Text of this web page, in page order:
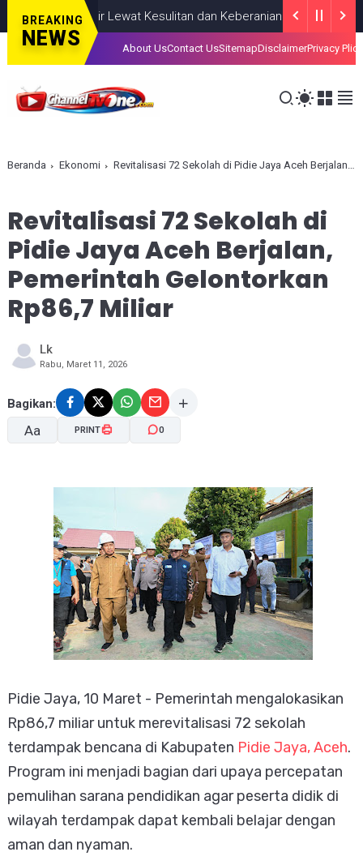
BREAKING
NEWS
Lahir Lewat Kesulitan dan Keberanian NASIONAL AUGUST
About UsContact UsSitemapDisclaimerPrivacy Plice
Beranda Ekonomi Revitalisasi 72 Sekolah di Pidie Jaya Aceh Berjalan, Pemerintah Gelontorkan Rp86,7 Miliar
Revitalisasi 72 Sekolah di
Pidie Jaya Aceh Berjalan,
Pemerintah Gelontorkan
Rp86,7 Miliar
Lk
Rabu, Maret 11, 2026
Bagikan:
Aa PRINT 0
Pidie Jaya, 10 Maret - Pemerintah mengalokasikan
Rp86,7 miliar untuk merevitalisasi 72 sekolah
terdampak bencana di Kabupaten Pidie Jaya, Aceh.
Program ini menjadi bagian dari upaya percepatan
pemulihan sarana pendidikan agar peserta didik di
wilayah terdampak dapat kembali belajar dengan
aman dan nyaman.